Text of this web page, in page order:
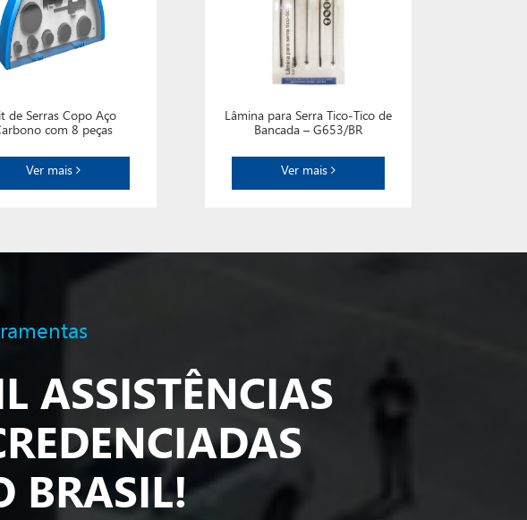
de Serras Copo Aço
com 8 peças
Ver mais
Lâmina para Serra Tico-Tico de
Bancada – G653/BR
Ver mais
ASSISTÊNCIAS
BRASIL!